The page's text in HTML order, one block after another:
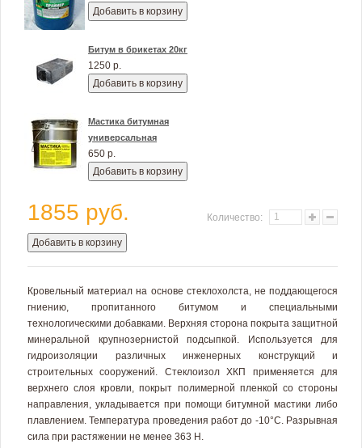
Добавить в корзину
Битум в брикетах 20кг
1250 р.
Добавить в корзину
Мастика битумная
универсальная
650 р.
Добавить в корзину
1855 руб. Количество:
Добавить в корзину
Кровельный материал на основе стеклохолста, не поддающегося
гниению, пропитанного битумом и специальными
технологическими добавками. Верхняя сторона покрыта защитной
минеральной крупнозернистой подсыпкой. Используется для
гидроизоляции различных инженерных конструкций и
строительных сооружений. Стеклоизол ХКП применяется для
верхнего слоя кровли, покрыт полимерной пленкой со стороны
направления, укладывается при помощи битумной мастики либо
плавлением. Температура проведения работ до -10°С. Разрывная
сила при растяжении не менее 363 Н.